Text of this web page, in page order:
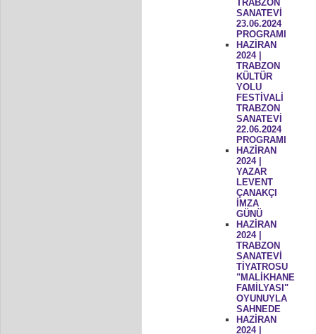
TRABZON
SANATEVİ
23.06.2024
PROGRAMI
HAZİRAN
2024 |
TRABZON
KÜLTÜR
YOLU
FESTİVALİ
TRABZON
SANATEVİ
22.06.2024
PROGRAMI
HAZİRAN
2024 |
YAZAR
LEVENT
ÇANAKÇI
İMZA
GÜNÜ
HAZİRAN
2024 |
TRABZON
SANATEVİ
TİYATROSU
"MALİKHANE
FAMİLYASI"
OYUNUYLA
SAHNEDE
HAZİRAN
2024 |